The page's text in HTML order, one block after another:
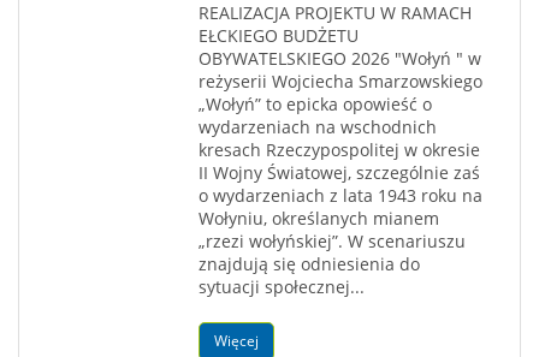
REALIZACJA PROJEKTU W RAMACH
EŁCKIEGO BUDŻETU
OBYWATELSKIEGO 2026 "Wołyń " w
reżyserii Wojciecha Smarzowskiego
„Wołyń” to epicka opowieść o
wydarzeniach na wschodnich
kresach Rzeczypospolitej w okresie
II Wojny Światowej, szczególnie zaś
o wydarzeniach z lata 1943 roku na
Wołyniu, określanych mianem
„rzezi wołyńskiej”. W scenariuszu
znajdują się odniesienia do
sytuacji społecznej...
Więcej